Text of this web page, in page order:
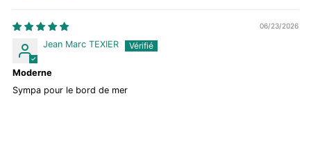
06/23/2026
Jean Marc TEXIER
Moderne
Sympa pour le bord de mer